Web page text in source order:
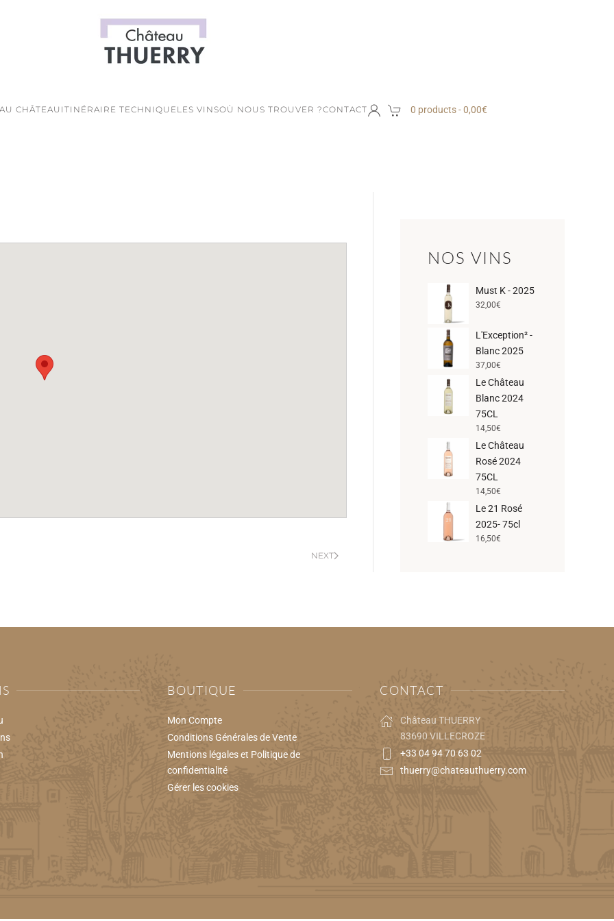
CHÂTEAU ITINÉRAIRE TECHNIQUELES VINSOÙ NOUS TROUVER ?CONTACT 0 products -0,00€
NEXT
NOS VINS
Must K - 2025
32,00€
L'Exception² -
Blanc 2025
37,00€
Le Château
Blanc 2024
75CL
14,50€
Le Château
Rosé 2024
75CL
14,50€
Le 21 Rosé
2025- 75cl
16,50€
BOUTIQUE
Mon Compte
Conditions Générales de Vente
Mentions légales et Politique de
confidentialité
Gérer les cookies
CONTACT
Château THUERRY
83690 VILLECROZE
+33 04 94 70 63 02
thuerry@chateauthuerry.com